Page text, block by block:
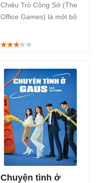
Chiêu Trò Công Sở (The
Office Games) là một bộ
loại tâm lý, tình cảm kể
công sở, được phát sóng
chính thức trên nền tảng
Prime Video, bắt đầu từ
ngày 23/11/2023.
Chuyện tình ở